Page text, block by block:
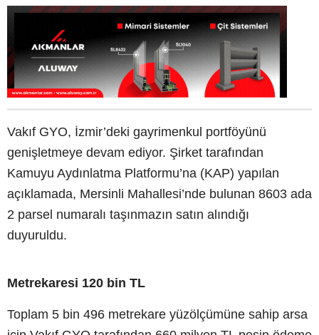
Vakıf GYO, İzmir’deki gayrimenkul portföyünü
genişletmeye devam ediyor. Şirket tarafından
Kamuyu Aydınlatma Platformu’na (KAP) yapılan
açıklamada, Mersinli Mahallesi’nde bulunan 8603 ada
2 parsel numaralı taşınmazın satın alındığı
duyuruldu.
Metrekaresi 120 bin TL
Toplam 5 bin 496 metrekare yüzölçümüne sahip arsa